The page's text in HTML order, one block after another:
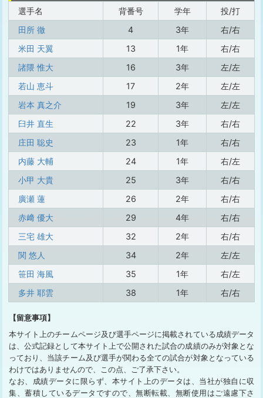
選手名
背番号 学年
投/打
田所 徹
4 3年
右/右
米田 天翼
13 1年
右/右
諸隈 惟大
16 3年
左/左
若山 恵斗
17 2年
左/左
岩本 真之介
19 3年
左/左
臼井 直生
22 3年
右/右
庄田 聡史
23 1年
右/右
内藤 大輔
24 1年
右/左
小甲 大貴
25 3年
右/右
廣瀬 蓮
26 2年
右/右
赤﨑 優大
29 4年
右/右
三宅 雄大
32 2年
右/右
関 悠人
34 2年
左/左
笹田 海風
35 1年
右/左
多井 耶雲
38 1年 右/右
【留意事項】
本サイト上のチームページ及び選手ページに掲載されている成績データ
は、公式記録として本サイト上で公開された試合の成績のみが対象とな
っており、当該チーム及び選手が関わる全ての試合が対象となっている
わけではありませんので、この点、ご了承下さい。
なお、成績データに限らず、本サイト上のデータは、当社が独自に収
集、蓄積しているデータですので、無断転載、無断使用はご遠慮下さ